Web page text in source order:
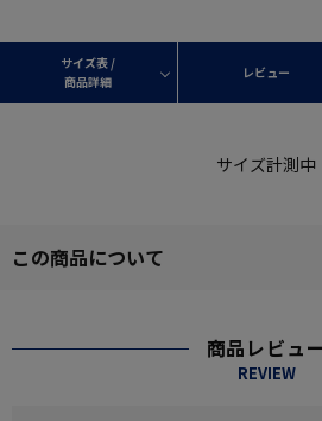
サイズ表 /
商品詳細
レビュー
サイズ計測中
この商品について
商品レビュー
REVIEW